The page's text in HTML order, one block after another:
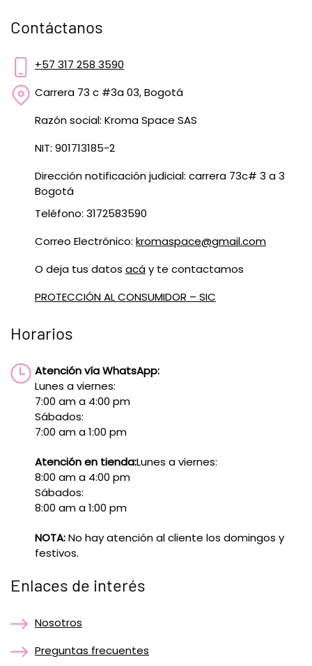
Contáctanos
+57 317 258 3590
Carrera 73 c #3a 03, Bogotá
Razón social: Kroma Space SAS
NIT: 901713185-2
Dirección notificación judicial: carrera 73c# 3 a 3
Bogotá
Teléfono: 3172583590
Correo Electrónico: kromaspace@gmail.com
O deja tus datos acáy te contactamos
PROTECCIÓN AL CONSUMIDOR – SIC
Horarios
Atención vía WhatsApp:
Lunes a viernes:
7:00 am a 4:00 pm
Sábados:
7:00 am a 1:00 pm
Atención en tienda:Lunes a viernes:
8:00 am a 4:00 pm
Sábados:
8:00 am a 1:00 pm
NOTA:No hay atención al cliente los domingos y
festivos.
Enlaces de interés
Nosotros
Preguntas frecuentes